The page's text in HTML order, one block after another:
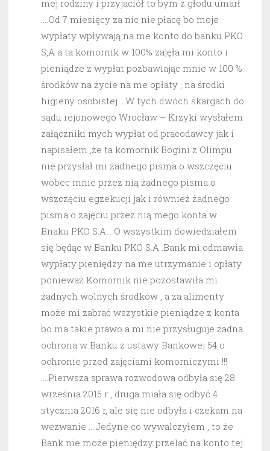
mej rodziny i przyjaciół to bym z głodu umarł
….Od 7 miesięcy za nic nie płacę bo moje
wypłaty wpływają na me konto do banku PKO
S,A a ta komornik w 100% zajęła mi konto i
pieniądze z wypłat pozbawiając mnie w 100 %
środków na życie na me opłaty , na środki
higieny osobistej …W tych dwóch skargach do
sądu rejonowego Wrocław – Krzyki wysłałem
załączniki mych wypłat od pracodawcy jak i
napisałem ,że ta komornik Bogini z Olimpu
nie przysłał mi żadnego pisma o wszczęciu
wobec mnie przez nią żadnego pisma o
wszczęciu egzekucji jak i również żadnego
pisma o zajęciu przez nią mego konta w
Bnaku PKO S.A… O wszystkim dowiedziałem
się będąc w Banku PKO S.A .Bank mi odmawia
wypłaty pieniędzy na me utrzymanie i opłaty
ponieważ Komornik nie pozostawiła mi
żadnych wolnych środków , a za alimenty
może mi zabrać wszystkie pieniądze z konta
bo ma takie prawo a mi nie przysługuje żadna
ochrona w Banku z ustawy Bankowej 54 o
ochronie przed zajęciami komorniczymi !!!
….Pierwsza sprawa rozwodowa odbyła się 28
września 2015 r , druga miała się odbyć 4
stycznia 2016 r, ale się nie odbyła i czekam na
wezwanie ….Jedyne co wywalczyłem , to że
Bank nie może pieniędzy przelać na konto tej